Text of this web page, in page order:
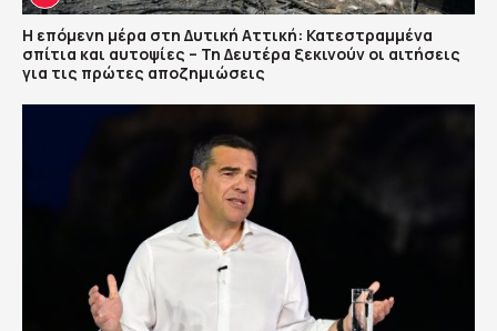
Η επόμενη μέρα στη Δυτική Αττική: Κατεστραμμένα
σπίτια και αυτοψίες – Τη Δευτέρα ξεκινούν οι αιτήσεις
για τις πρώτες αποζημιώσεις